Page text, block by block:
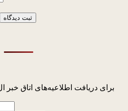
ثبت دیدگاه
برای دریافت اطلاعیه‌های اتاق خبر